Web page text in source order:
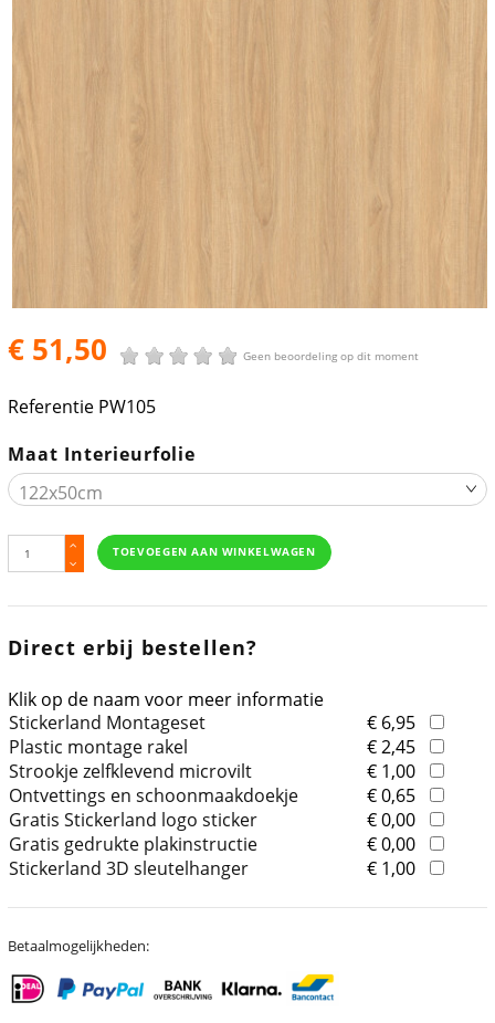
€ 51,50 Geen beoordeling op dit moment
Referentie PW105
Maat Interieurfolie
TOEVOEGEN AAN WINKELWAGEN
Direct erbij bestellen?
Klik op de naam voor meer informatie
Stickerland Montageset
€ 6,95
Plastic montage rakel
€ 2,45
Strookje zelfklevend microvilt
€ 1,00
Ontvettings en schoonmaakdoekje
€ 0,65
Gratis Stickerland logo sticker
€ 0,00
Gratis gedrukte plakinstructie
€ 0,00
Stickerland 3D sleutelhanger
€ 1,00
Betaalmogelijkheden: